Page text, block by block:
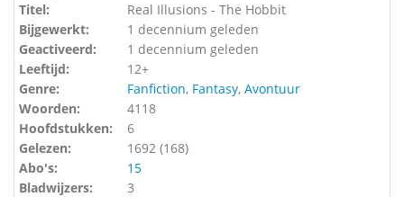
Titel:
Real Illusions - The Hobbit
Bijgewerkt:
1 decennium geleden
Geactiveerd:
1 decennium geleden
Leeftijd:
12+
Genre:
Fanfiction, Fantasy, Avontuur
Woorden:
4118
Hoofdstukken:
6
Gelezen:
1692 (168)
Abo's:
15
Bladwijzers:
3